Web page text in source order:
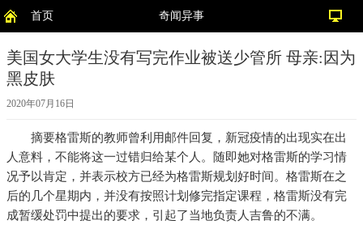
首页 奇闻异事
美国女大学生没有写完作业被送少管所 母亲:因为
黑皮肤
2020年07月16日
摘要格雷斯的教师曾利用邮件回复，新冠疫情的出现实在出
人意料，不能将这一过错归给某个人。随即她对格雷斯的学习情
况予以肯定，并表示校方已经为格雷斯规划好时间。格雷斯在之
后的几个星期内，并没有按照计划修完指定课程，格雷斯没有完
成暂缓处罚中提出的要求，引起了当地负责人吉鲁的不满。